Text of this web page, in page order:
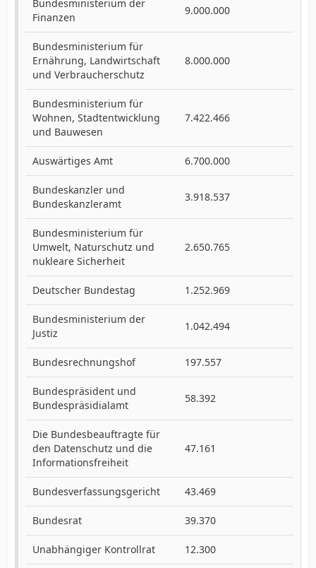
Bundesministerium der
Finanzen
9.000.000
Bundesministerium für
Ernährung, Landwirtschaft
und Verbraucherschutz
8.000.000
Bundesministerium für
Wohnen, Stadtentwicklung
und Bauwesen
7.422.466
Auswärtiges Amt 6.700.000
Bundeskanzler und
Bundeskanzleramt
3.918.537
Bundesministerium für
Umwelt, Naturschutz und
nukleare Sicherheit
2.650.765
Deutscher Bundestag 1.252.969
Bundesministerium der
Justiz
1.042.494
Bundesrechnungshof 197.557
Bundespräsident und
Bundespräsidialamt
58.392
Die Bundesbeauftragte für
den Datenschutz und die
Informationsfreiheit
47.161
Bundesverfassungsgericht 43.469
Bundesrat 39.370
Unabhängiger Kontrollrat 12.300